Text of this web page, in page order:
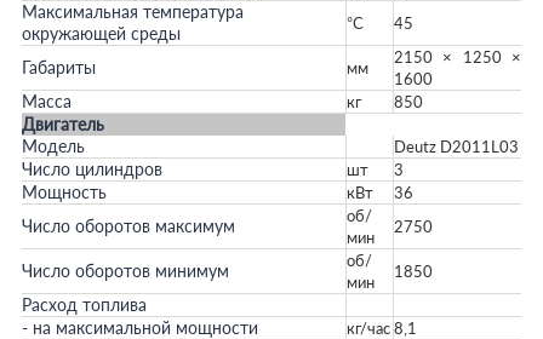
Максимальная температура
окружающей среды
°С 45
Габариты мм
2150 × 1250 ×
1600
Масса кг 850
Двигатель
Модель
Deutz D2011L03
Число цилиндров шт 3
Мощность кВт 36
Число оборотов максимум
об/
мин
2750
Число оборотов минимум
об/
мин
1850
Расход топлива
- на максимальной мощности
кг/час8,1